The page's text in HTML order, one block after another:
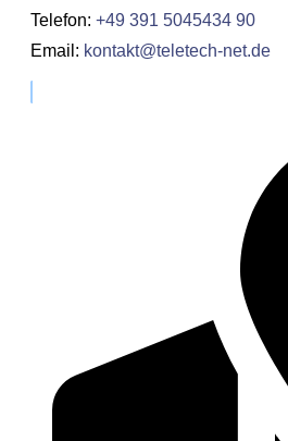
Telefon: +49 391 5045434 90
Email : kontakt@teletech-net.de